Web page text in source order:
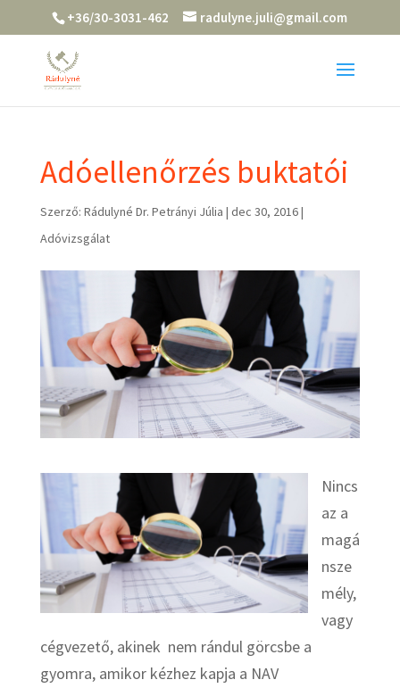
+36/30-3031-462 radulyne.juli@gmail.com
Adóellenőrzés buktatói
Szerző: Rádulyné Dr. Petrányi Júlia | dec 30, 2016|
Adóvizsgálat
Nincs
az a
magá
nsze
mély,
vagy
cégvezető, akinek nem rándul görcsbe a
gyomra, amikor kézhez kapja a NAV